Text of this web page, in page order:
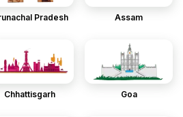
Pradesh Assam
Chhattisgarh Goa